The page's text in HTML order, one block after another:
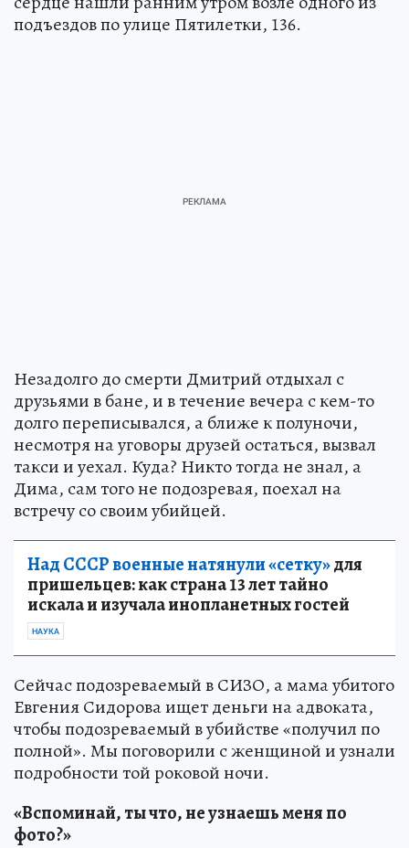
подъездов по улице Пятилетки, 136.
Незадолго до смерти Дмитрий отдыхал с
друзьями в бане, и в течение вечера с кем-то
долго переписывался, а ближе к полуночи,
несмотря на уговоры друзей остаться, вызвал
такси и уехал. Куда? Никто тогда не знал, а
Дима, сам того не подозревая, поехал на
встречу со своим убийцей.
Над СССР военные натянули «сетку»для
пришельцев: как страна 13 лет тайно
искала и изучала инопланетных гостей
НАУКА
Сейчас подозреваемый в СИЗО, а мама убитого
Евгения Сидорова ищет деньги на адвоката,
чтобы подозреваемый в убийстве «получил по
полной». Мы поговорили с женщиной и узнали
подробности той роковой ночи.
«Вспоминай, ты что, не узнаешь меня по
фото?»